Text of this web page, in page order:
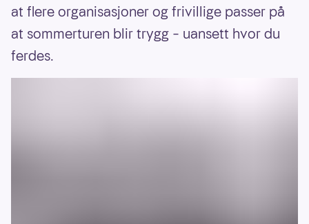
at flere organisasjoner og frivillige passer på
at sommerturen blir trygg – uansett hvor du
ferdes.